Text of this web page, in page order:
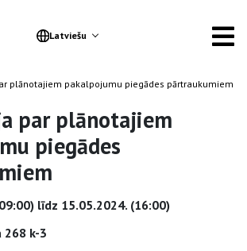
Latviešu
plānotajiem pakalpojumu piegādes pārtraukumiem
par plānotajiem
piegādes
līdz 15.05.2024. (16:00)
k-3